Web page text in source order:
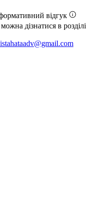
відгук
дізнатися в розділі